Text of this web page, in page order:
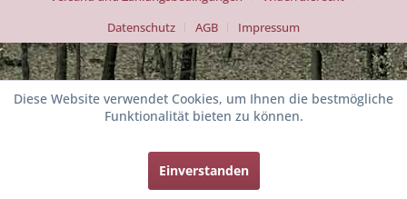
Datenschutz
AGB Impressum
Diese Website verwendet Cookies, um Ihnen die bestmögliche
Funktionalität bieten zu können.
Einverstanden